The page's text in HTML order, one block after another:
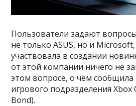
Пользователи задают
не только ASUS, но и
участвовала в создании
от этой компании ничего не
этом вопросе, о чём сообщила
игрового подразделения Xbox
Bond).